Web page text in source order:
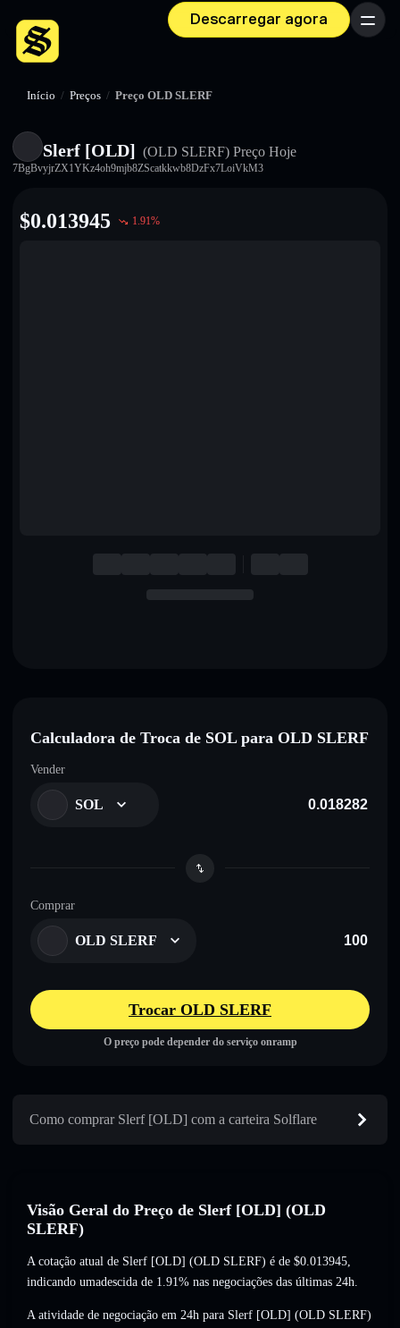
Descarregar agora Menu
Início / Preços / Preço OLD SLERF
Slerf [OLD] (OLD SLERF) Preço Hoje
7BgBvyjrZX1YKz4oh9mjb8ZScatkkwb8DzFx7LoiVkM3
$0.013945 1.91%
Calculadora de Troca de SOL para OLD SLERF
Vender
SOL
Comprar
OLD SLERF
Trocar OLD SLERF
O preço pode depender do serviço onramp
Como comprar Slerf [OLD] com a carteira Solflare
Visão Geral do Preço de Slerf [OLD] (OLD
SLERF)
A cotação atual de Slerf [OLD] (OLD SLERF) é de $0.013945,
indicando umadescida de 1.91% nas negociações das últimas 24h.
A atividade de negociação em 24h para Slerf [OLD] (OLD SLERF)